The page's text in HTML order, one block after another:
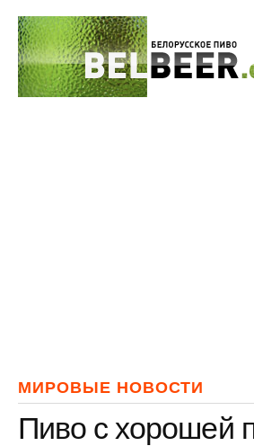
МИРОВЫЕ НОВОСТИ
Пиво с хорошей